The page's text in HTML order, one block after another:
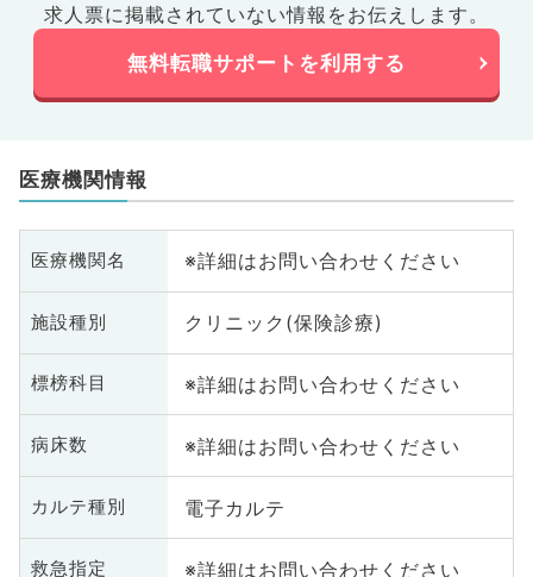
求人票に掲載されていない情報をお伝えします。
無料転職サポートを利用する
医療機関情報
医療機関名 ※詳細はお問い合わせください
施設種別 クリニック(保険診療)
標榜科目 ※詳細はお問い合わせください
病床数 ※詳細はお問い合わせください
カルテ種別 電子カルテ
救急指定 ※詳細はお問い合わせください